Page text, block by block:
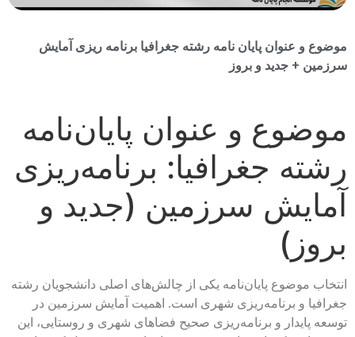
موضوع و عنوان پایان نامه رشته جغرافیا برنامه ریزی آمایش
سرزمین + جدید و بروز
موضوع و عنوان پایان‌نامه
رشته جغرافیا: برنامه‌ریزی
آمایش سرزمین (جدید و
بروز)
انتخاب موضوع پایان‌نامه یکی از چالش‌های اصلی دانشجویان رشته
جغرافیا و برنامه‌ریزی شهری است. اهمیت آمایش سرزمین در
توسعه پایدار و برنامه‌ریزی صحیح فضاهای شهری و روستایی، این